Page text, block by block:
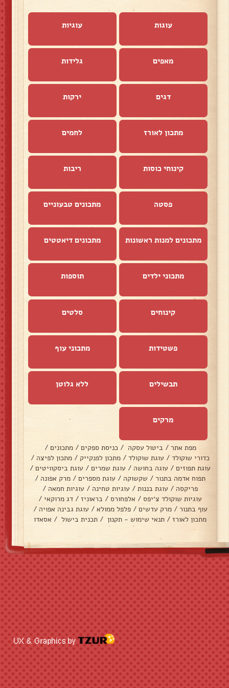
עוגות עוגיות
מאפים גלידות
דגים ירקות
מתכון לאורז לחמים
קינוחי כוסות ריבות
פסטה מתכונים טבעוניים
מתכונים למנות ראשונות מתכונים דיאטטים
מתכוני ילדים תוספות
קינוחים סלטים
פשטידות מתכוני עוף
תבשילים ללא גלוטן
מרקים
מפת אתר / ביטול עסקה / כניסת ספקים / מתכונים /
כדורי שוקולד / עוגת שוקולד / מתכון לפנקייק / מתכון לפיצה /
עוגת תפוזים / עוגה בחושה / עוגת שמרים / עוגת ביסקוויטים /
תפוח אדמה בתנור / שקשוקה / עוגת מספרים / מרק אפונה /
פריקסה / עוגת בננות / עוגיות טחינה / עוגיות חמאה /
עוגיות שוקולד צ׳יפס / אלפחורס / בראוניז / דג מרוקאי /
עוף בתנור / מרק עדשים / פלפל ממולא / עוגת גבינה אפויה /
מתכון לאורז / תנאי שימוש - תקנון / תכנית בישול / אסאדו